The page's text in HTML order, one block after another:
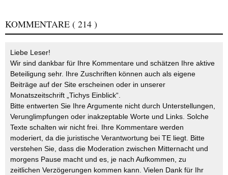
KOMMENTARE ( 214 )
Liebe Leser!
Wir sind dankbar für Ihre Kommentare und schätzen Ihre aktive
Beteiligung sehr. Ihre Zuschriften können auch als eigene
Beiträge auf der Site erscheinen oder in unserer
Monatszeitschrift „Tichys Einblick“.
Bitte entwerten Sie Ihre Argumente nicht durch Unterstellungen,
Verunglimpfungen oder inakzeptable Worte und Links. Solche
Texte schalten wir nicht frei. Ihre Kommentare werden
moderiert, da die juristische Verantwortung bei TE liegt. Bitte
verstehen Sie, dass die Moderation zwischen Mitternacht und
morgens Pause macht und es, je nach Aufkommen, zu
zeitlichen Verzögerungen kommen kann. Vielen Dank für Ihr